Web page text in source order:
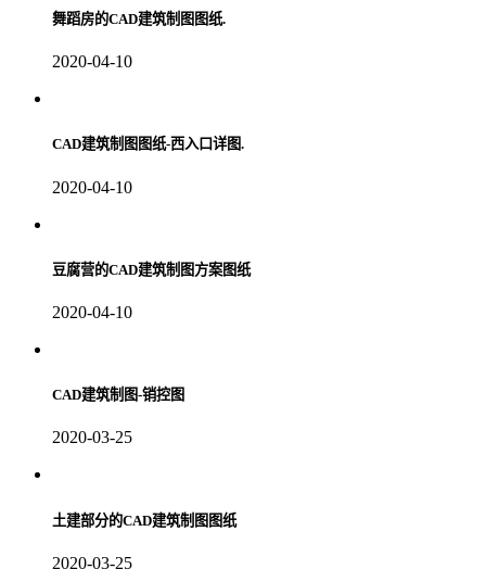
舞蹈房的CAD建筑制图图纸.
2020-04-10
CAD建筑制图图纸-西入口详图.
2020-04-10
豆腐营的CAD建筑制图方案图纸
2020-04-10
CAD建筑制图-销控图
2020-03-25
土建部分的CAD建筑制图图纸
2020-03-25